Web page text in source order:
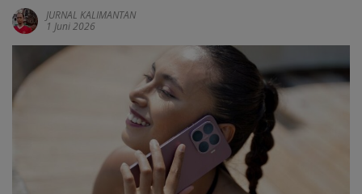
JURNAL KALIMANTAN
1 Juni 2026